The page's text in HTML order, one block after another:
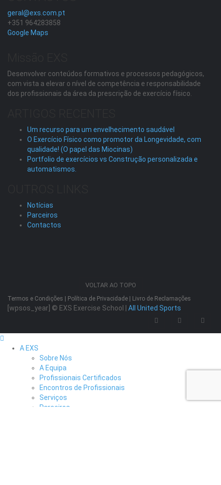
geral@exs.com.pt
+351 964283858
Google Maps
Desenvolver conteúdos formativos e processos pedagógicos,
com vista a elevar o nível de competência e responsabilidade
dos profissionais da área da prescrição de exercício físico.
Um recurso para um envelhecimento saudável
O Exercício Físico como promotor da Longevidade, com
qualidade! (O papel das Miocinas)
Portfolio de exercícios vs Construção personalizada e
automatismos.
Notícias
Parceiros
Contactos
VOLTAR AO TOPO
Termos e Condições | Política de Privacidade | Livro de Reclamações
[wpsos_year] © EXS Exercise School | All United Sports
A EXS
Sobre Nós
A Equipa
Profissionais Certificados
Encontros de Profissionais
Serviços
Parceiros